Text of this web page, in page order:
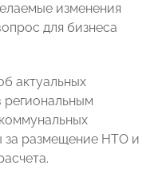
изменения
для бизнеса
актуальных
региональным
за размещение НТО и